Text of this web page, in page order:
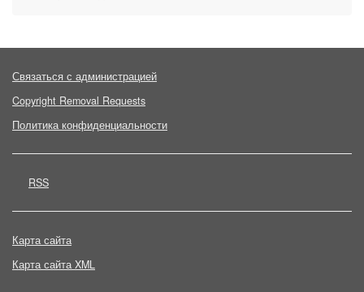
Связаться с администрацией
Copyright Removal Requests
Политика конфиденциальности
RSS
Карта сайта
Карта сайта XML